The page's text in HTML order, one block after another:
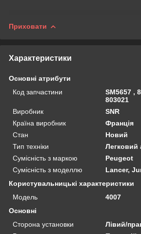
Приховати
Характеристики
Основні атрибути
Код запчастини
SM5657 ,
803021
Виробник
SNR
Країна виробник
Франція
Стан
Новий
Тип техніки
Легковий
Сумісність з маркою
Peugeot
Сумісність з моделлю
Lancer,
Користувальницькі характеристики
Мoдель
4007
Основні
Сторона установки
Лівий/